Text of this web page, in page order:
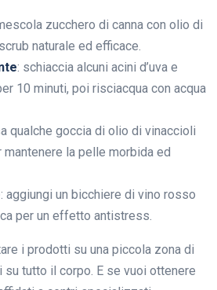
zucchero di canna con olio di
naturale ed efficace.
: schiaccia alcuni acini d’uva e
10 minuti, poi risciacqua con acqua
qualche goccia di olio di vinaccioli
la pelle morbida ed
: aggiungi un bicchiere di vino rosso
per un effetto antistress.
i prodotti su una piccola zona di
tutto il corpo. E se vuoi ottenere